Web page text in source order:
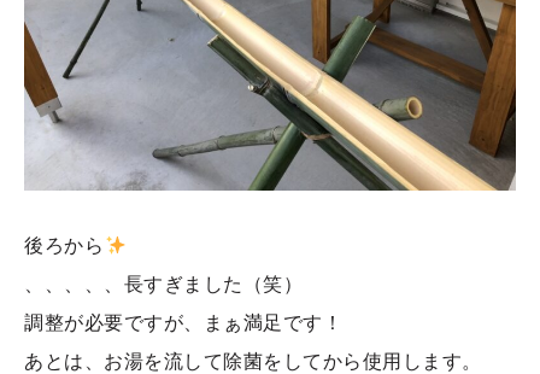
後ろから
、、、、、長すぎました（笑）
調整が必要ですが、まぁ満足です！
あとは、お湯を流して除菌をしてから使用します。